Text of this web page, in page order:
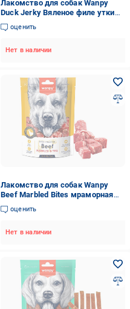
Лакомство для собак Wanpy
Duck Jerky Вяленое филе утки
100 г (820048)
оценить
Нет в наличии
Лакомство для собак Wanpy
Beef Marbled Bites мраморная
говядина кусочки 100 г (MA-15S)
оценить
Нет в наличии